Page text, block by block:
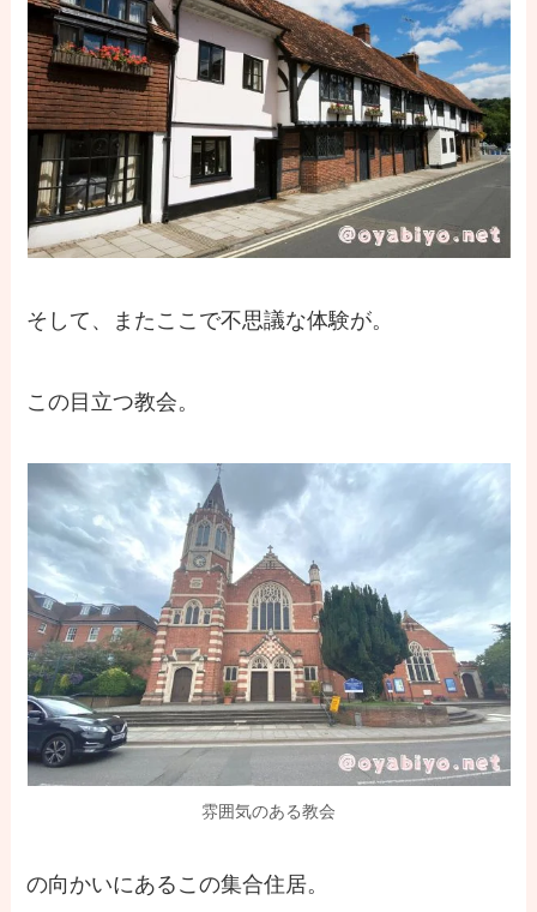
そして、またここで不思議な体験が。
この目立つ教会。
雰囲気のある教会
の向かいにあるこの集合住居。